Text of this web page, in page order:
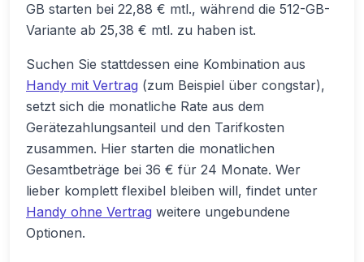
GB starten bei 22,88 € mtl., während die 512-GB-
Variante ab 25,38 € mtl. zu haben ist.
Suchen Sie stattdessen eine Kombination aus
Handy mit Vertrag (zum Beispiel über congstar),
setzt sich die monatliche Rate aus dem
Gerätezahlungsanteil und den Tarifkosten
zusammen. Hier starten die monatlichen
Gesamtbeträge bei 36 € für 24 Monate. Wer
lieber komplett flexibel bleiben will, findet unter
Handy ohne Vertrag weitere ungebundene
Optionen.